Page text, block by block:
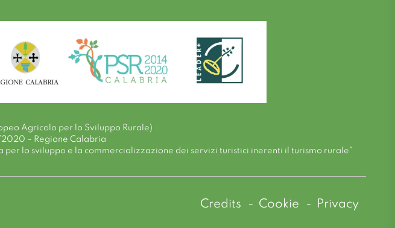
Agricolo per lo Sviluppo Rurale)
– Regione Calabria
per lo sviluppo e la commercializzazione dei servizi turistici inerenti il turismo rurale”
Credits Cookie Privacy